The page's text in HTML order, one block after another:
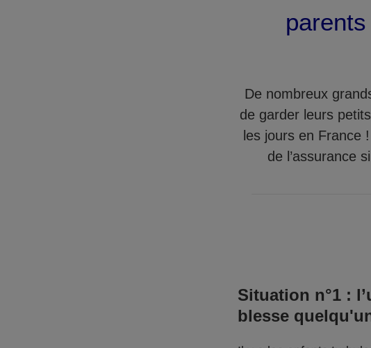
De nombreux
de garder leurs
les jours en France
de l’assurance
Situation n°1 :
blesse